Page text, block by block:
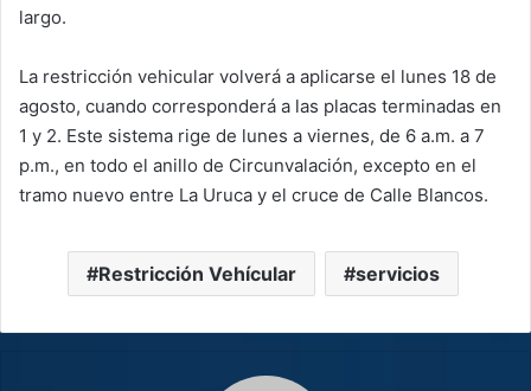
largo.
La restricción vehicular volverá a aplicarse el lunes 18 de
agosto, cuando corresponderá a las placas terminadas en
1 y 2. Este sistema rige de lunes a viernes, de 6 a.m. a 7
p.m., en todo el anillo de Circunvalación, excepto en el
tramo nuevo entre La Uruca y el cruce de Calle Blancos.
Restricción Vehícular servicios